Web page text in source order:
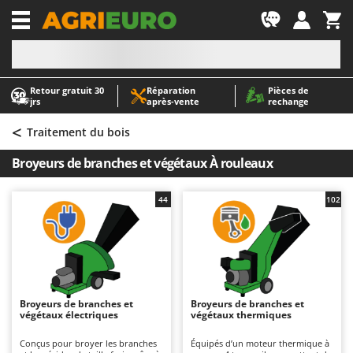
Retour gratuit 30
jrs
Réparation
après‑vente
Pièces de
rechange
-1
A
Abris de jardin
Accessoires pour tracteurs tondeuses autoportés
Aérateurs Scarificateurs pour gazon
Arracheuses de pommes de terre pour tracteur
Aspirateurs - Balais Électriques
Aspirateurs à cendres
Aspirateurs à feuilles sur roues
Aspirateurs de piscine
Aspirateurs Multifonctions
Atomiseurs agricoles pour tracteurs
Atomiseurs pour traitements
A
AgriEuro Premium
AgriEuro TOP-LINE
AGT
Aima
Airmec
AL-KO
ALA 2000
Alce
Alpina
Ama
< Traitement du bois
Broyeurs de branches et végétaux À rouleaux
Broyeurs de branches et
végétaux électriques
Conçus pour broyer les branches
44
Broyeurs de branches et
végétaux thermiques
Équipés d’un moteur thermique à
102